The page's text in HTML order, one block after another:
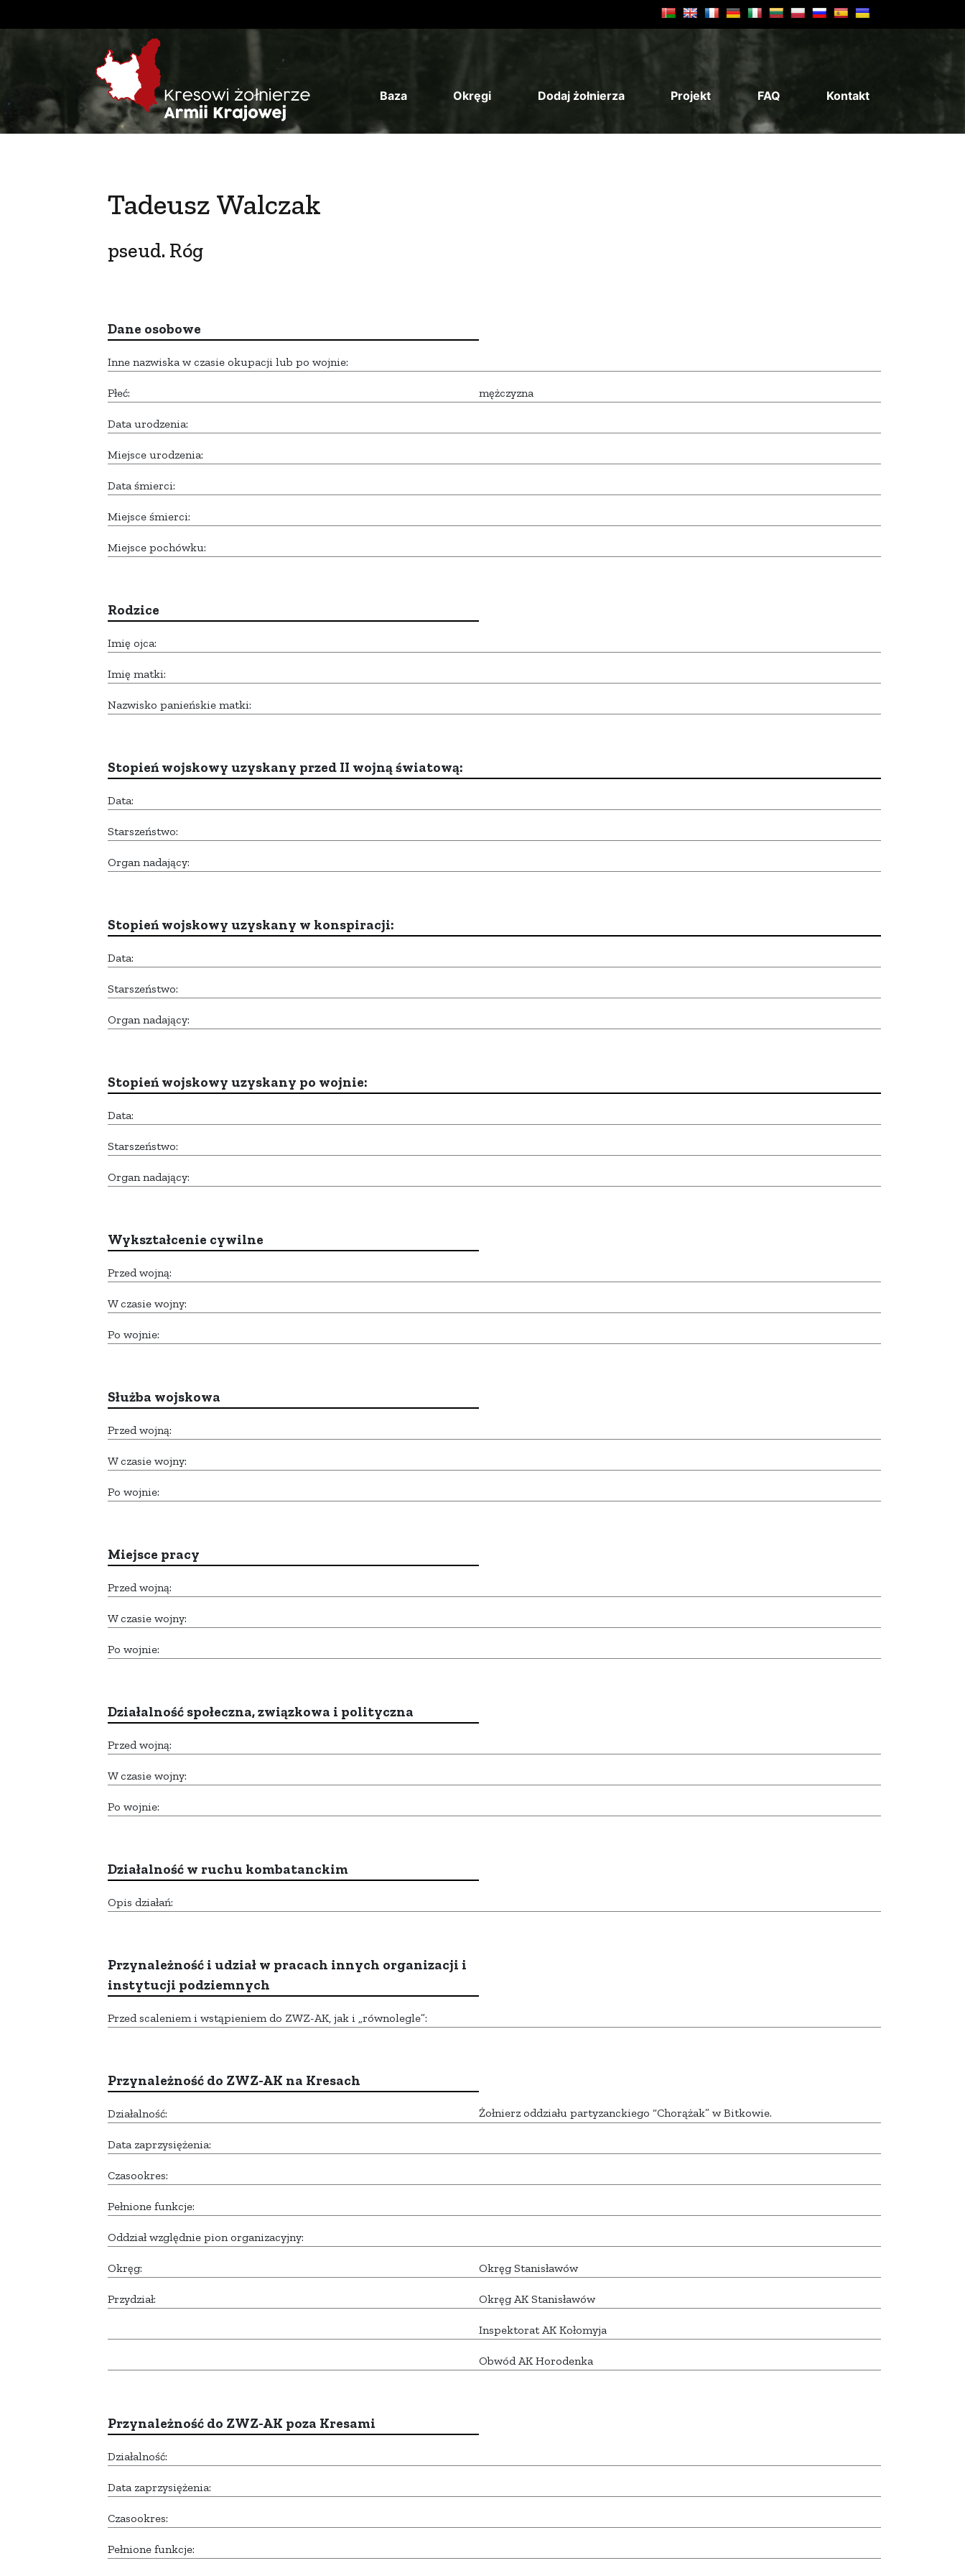
Baza Okręgi Dodaj żołnierza Projekt FAQ Kontakt
Tadeusz Walczak
pseud. Róg
Dane osobowe
Inne nazwiska w czasie okupacji lub po wojnie:
Płeć: mężczyzna
Data urodzenia:
Miejsce urodzenia:
Data śmierci:
Miejsce śmierci:
Miejsce pochówku:
Rodzice
Imię ojca:
Imię matki:
Nazwisko panieńskie matki:
Stopień wojskowy uzyskany przed II wojną światową:
Data:
Starszeństwo:
Organ nadający:
Stopień wojskowy uzyskany w konspiracji:
Data:
Starszeństwo:
Organ nadający:
Stopień wojskowy uzyskany po wojnie:
Data:
Starszeństwo:
Organ nadający:
Wykształcenie cywilne
Przed wojną:
W czasie wojny:
Po wojnie:
Służba wojskowa
Przed wojną:
W czasie wojny:
Po wojnie:
Miejsce pracy
Przed wojną:
W czasie wojny:
Po wojnie:
Działalność społeczna, związkowa i polityczna
Przed wojną:
W czasie wojny:
Po wojnie:
Działalność w ruchu kombatanckim
Opis działań:
Przynależność i udział w pracach innych organizacji i
instytucji podziemnych
Przed scaleniem i wstąpieniem do ZWZ-AK, jak i „równolegle”:
Przynależność do ZWZ-AK na Kresach
Działalność: Żołnierz oddziału partyzanckiego “Chorążak” w Bitkowie.
Data zaprzysiężenia:
Czasookres:
Pełnione funkcje:
Oddział względnie pion organizacyjny:
Okręg: Okręg Stanisławów
Przydział: Okręg AK Stanisławów
Inspektorat AK Kołomyja
Obwód AK Horodenka
Przynależność do ZWZ-AK poza Kresami
Działalność:
Data zaprzysiężenia:
Czasookres:
Pełnione funkcje: